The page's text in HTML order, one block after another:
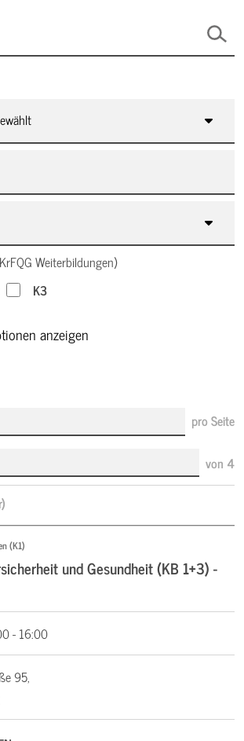
Weiterbildungen)
K3
anzeigen
pro Seite
von 4
(K1)
und Gesundheit (KB 1+3) -
- 16:00
95,